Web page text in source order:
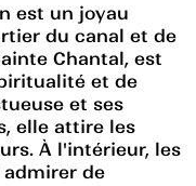
est un joyau
du canal et de
Chantal, est
et de
et ses
elle attire les
À l'intérieur, les
de